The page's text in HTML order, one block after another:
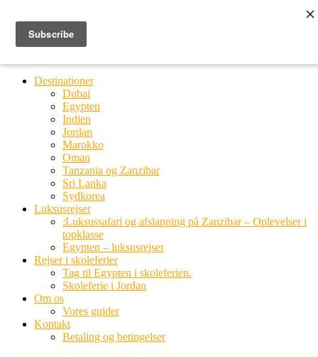
Ring til os
20 66 03 08
Destinationer
Dubai
Egypten
Indien
Jordan
Marokko
Oman
Tanzania og Zanzibar
Sri Lanka
Sydkorea
Luksusrejser
:Luksussafari og afslapning på Zanzibar – Oplevelser i
topklasse
Egypten – luksusrejser
Rejser i skoleferier
Tag til Egypten i skoleferien.
Skoleferie i Jordan
Om os
Vores guider
Kontakt
Betaling og betingelser